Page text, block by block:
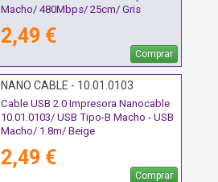
Macho/ 480Mbps/ 25cm/ Gris
2,49 €
Comprar
NANO CABLE - 10.01.0103
Cable USB 2.0 Impresora Nanocable
10.01.0103/ USB Tipo-B Macho - USB
Macho/ 1.8m/ Beige
2,49 €
Comprar